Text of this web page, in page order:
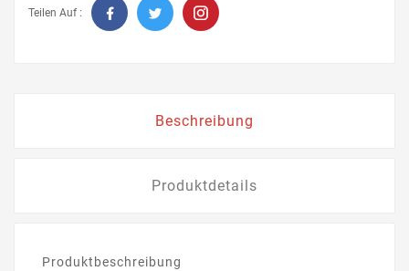
Teilen Auf :
Beschreibung
Produktdetails
Produktbeschreibung